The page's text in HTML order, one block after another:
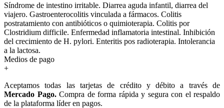
Síndrome de intestino irritable. Diarrea aguda infantil, diarrea del
viajero. Gastroenterocolitis vinculada a fármacos. Colitis
postratamiento con antibióticos o quimioterapia. Colitis por
Clostridium difficile. Enfermedad inflamatoria intestinal. Inhibición
del crecimiento de H. pylori. Enteritis pos radioterapia. Intolerancia
a la lactosa.
Medios de pago
+
Aceptamos todas las tarjetas de crédito y débito a través de
Mercado Pago.Compra de forma rápida y segura con el respaldo
de la plataforma líder en pagos.